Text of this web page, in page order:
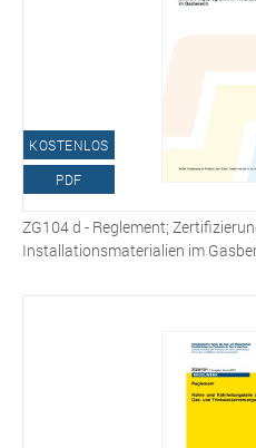
KOSTENLOS
PDF
ZG104 d - Reglement;
Installationsmaterialien im